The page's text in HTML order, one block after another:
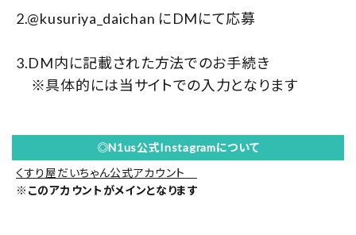
2.@kusuriya_daichan にDMにて応募
3.DM内に記載された方法でのお手続き
※具体的には当サイトでの入力となります
◎N1us公式Instagramについて
くすり屋だいちゃん公式アカウント
※このアカウントがメインとなります